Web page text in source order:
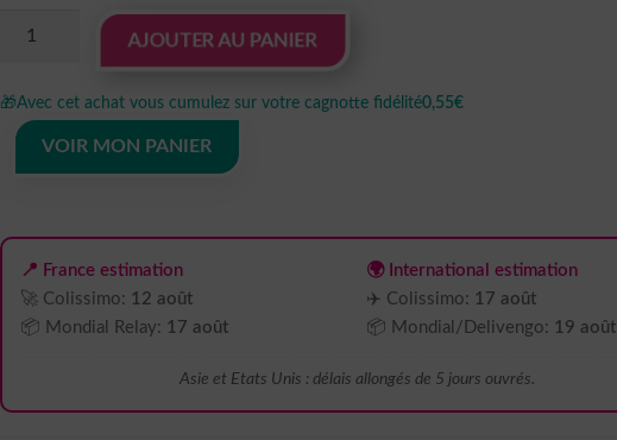
Autocollant
oiseau
aigle
AJOUTER AU PANIER
🎁Avec cet achat vous cumulez sur votre cagnotte fidélité0,55€
VOIR MON PANIER
📍 France estimation
🚀 Colissimo: 12 août
📦 Mondial Relay: 17 août
🌍 International estimation
✈️ Colissimo: 17 août
📦 Mondial/Delivengo: 19 août
Asie et Etats Unis : délais allongés de 5 jours ouvrés.